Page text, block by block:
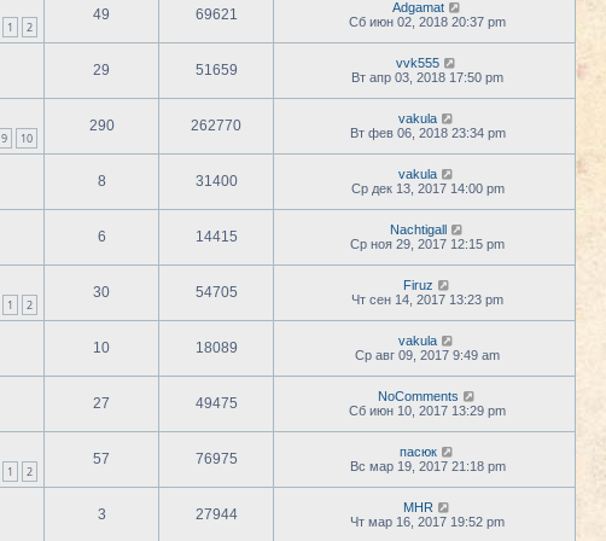
1 2
49 69621
Adgamat
Сб июн 02, 2018 20:37 pm
29 51659
vvk555
Вт апр 03, 2018 17:50 pm
9 10
290 262770
vakula
Вт фев 06, 2018 23:34 pm
8 31400
vakula
Ср дек 13, 2017 14:00 pm
6 14415
Nachtigall
Ср ноя 29, 2017 12:15 pm
1 2
30 54705
Firuz
Чт сен 14, 2017 13:23 pm
10 18089
vakula
Ср авг 09, 2017 9:49 am
27 49475
NoComments
Сб июн 10, 2017 13:29 pm
1 2
57 76975
пасюк
Вс мар 19, 2017 21:18 pm
3 27944
MHR
Чт мар 16, 2017 19:52 pm